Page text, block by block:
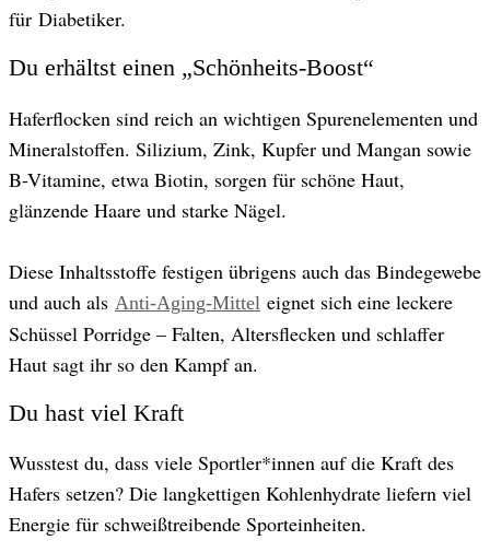
für Diabetiker.
Du erhältst einen „Schönheits-Boost“
Haferflocken sind reich an wichtigen Spurenelementen und
Mineralstoffen. Silizium, Zink, Kupfer und Mangan sowie
B-Vitamine, etwa Biotin, sorgen für schöne Haut,
glänzende Haare und starke Nägel.
Diese Inhaltsstoffe festigen übrigens auch das Bindegewebe
und auch als Anti-Aging-Mittel eignet sich eine leckere
Schüssel Porridge – Falten, Altersflecken und schlaffer
Haut sagt ihr so den Kampf an.
Du hast viel Kraft
Wusstest du, dass viele Sportler*innen auf die Kraft des
Hafers setzen? Die langkettigen Kohlenhydrate liefern viel
Energie für schweißtreibende Sporteinheiten.